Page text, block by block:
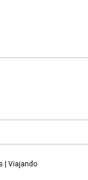
| Viajando